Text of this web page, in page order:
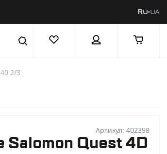
RU UA
2/3
Артикул: 402398
Salomon Quest 4D